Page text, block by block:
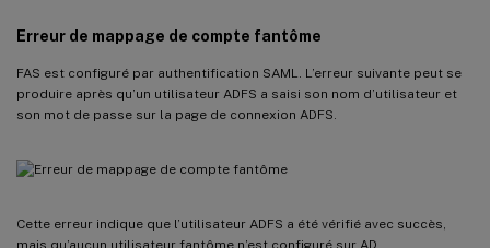
Erreur de mappage de compte fantôme
FAS est configuré par authentification SAML. L’erreur suivante peut se
produire après qu’un utilisateur ADFS a saisi son nom d’utilisateur et
son mot de passe sur la page de connexion ADFS.
Cette erreur indique que l’utilisateur ADFS a été vérifié avec succès,
mais qu’aucun utilisateur fantôme n’est configuré sur AD.